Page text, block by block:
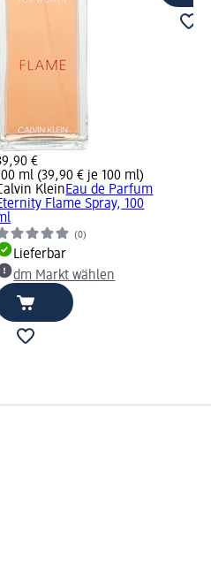
€
ml (39,90 € je 100 ml)
KleinEau de Parfum
Flame Spray, 100
(0)
Lieferbar
dm Markt wählen